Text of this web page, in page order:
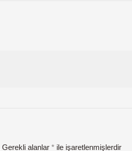
Gerekli alanlar * ile işaretlenmişlerdir